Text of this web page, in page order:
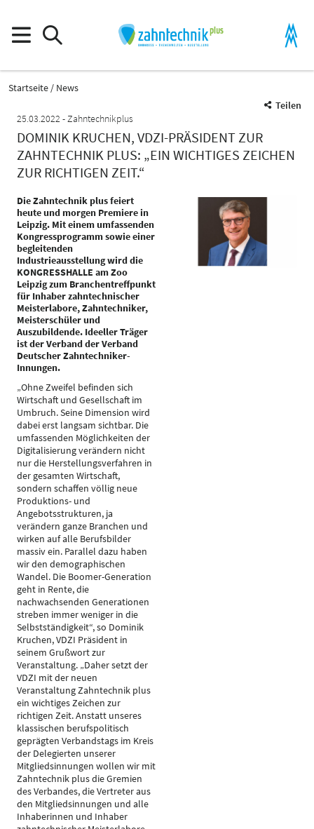
Startseite
News
Teilen
25.03.2022
Zahntechnikplus
DOMINIK KRUCHEN, VDZI-PRÄSIDENT ZUR
ZAHNTECHNIK PLUS: „EIN WICHTIGES ZEICHEN
ZUR RICHTIGEN ZEIT.“
Die Zahntechnik plus feiert
heute und morgen Premiere in
Leipzig. Mit einem umfassenden
Kongressprogramm sowie einer
begleitenden
Industrieausstellung wird die
KONGRESSHALLE am Zoo
Leipzig zum Branchentreffpunkt
für Inhaber zahntechnischer
Meisterlabore, Zahntechniker,
Meisterschüler und
Auszubildende. Ideeller Träger
ist der Verband der Verband
Deutscher Zahntechniker-
Innungen.
„Ohne Zweifel befinden sich
Wirtschaft und Gesellschaft im
Umbruch. Seine Dimension wird
dabei erst langsam sichtbar. Die
umfassenden Möglichkeiten der
Digitalisierung verändern nicht
nur die Herstellungsverfahren in
der gesamten Wirtschaft,
sondern schaffen völlig neue
Produktions- und
Angebotsstrukturen, ja
verändern ganze Branchen und
wirken auf alle Berufsbilder
massiv ein. Parallel dazu haben
wir den demographischen
Wandel. Die Boomer-Generation
geht in Rente, die
nachwachsenden Generationen
streben immer weniger in die
Selbstständigkeit“, so Dominik
Kruchen, VDZI Präsident in
seinem Grußwort zur
Veranstaltung. „Daher setzt der
VDZI mit der neuen
Veranstaltung Zahntechnik plus
ein wichtiges Zeichen zur
richtigen Zeit. Anstatt unseres
klassischen berufspolitisch
geprägten Verbandstags im Kreis
der Delegierten unserer
Mitgliedsinnungen wollen wir mit
Zahntechnik plus die Gremien
des Verbandes, die Vertreter aus
den Mitgliedsinnungen und alle
Inhaberinnen und Inhaber